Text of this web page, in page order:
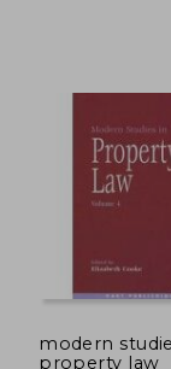
40%
dcto.
modern
property law